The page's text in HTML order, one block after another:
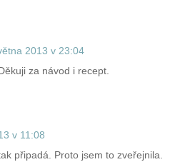
2013 v 23:04
za návod i recept.
v 11:08
připadá. Proto jsem to zveřejnila.